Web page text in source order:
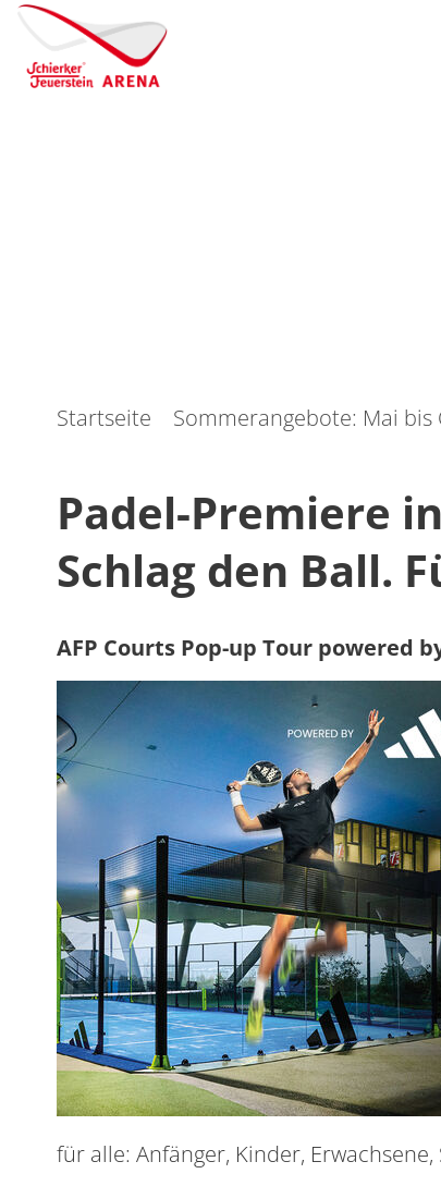
Startseite Sommerangebote: Mai bis
Padel-Premiere
Schlag den Ball.
AFP Courts Pop-up Tour powered
für alle: Anfänger, Kinder,